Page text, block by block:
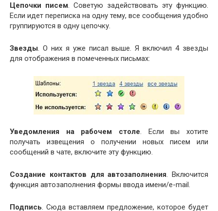
Цепочки писем . Советую задействовать эту функцию.
Если идет переписка на одну тему, все сообщения удобно
группируются в одну цепочку.
Звезды . О них я уже писал выше. Я включил 4 звезды
для отображения в помеченных письмах:
Уведомления на рабочем столе . Если вы хотите
получать извещения о получении новых писем или
сообщений в чате, включите эту функцию.
Создание контактов для автозаполнения . Включится
функция автозаполнения формы ввода имени/e-mail.
Подпись . Сюда вставляем предложение, которое будет